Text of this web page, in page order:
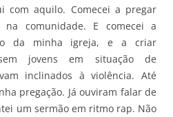
com aquilo. Comecei a pregar
na comunidade. E comecei a
da minha igreja, e a criar
jovens em situação de
inclinados à violência. Até
pregação. Já ouviram falar de
um sermão em ritmo rap. Não